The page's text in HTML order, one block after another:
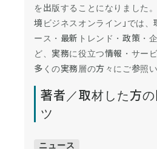
を出版することになりました
境ビジネスオンライン」では
ース・最新トレンド・政策・
ど、実務に役立つ情報・サー
多くの実務層の方々にご参照
著者／取材した方
ツ
ニュース